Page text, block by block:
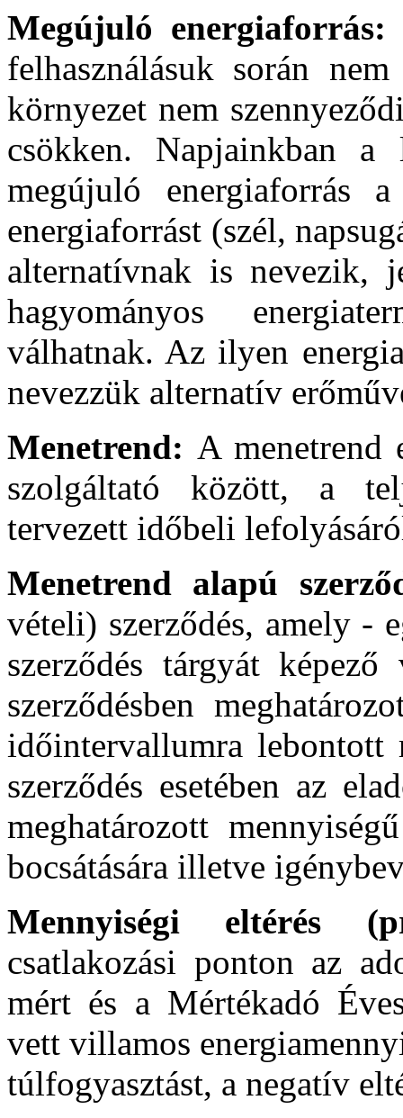
Megújuló energiaforrás:
felhasználásuk során
környezet nem
csökken. Napjainkban a
megújuló energiaforrás
energiaforrást (szél,
alternatívnak is nevezik,
hagyományos
válhatnak. Az ilyen
nevezzük alternatív
Menetrend: A menetrend
szolgáltató között, a
tervezett időbeli
Menetrend alapú
vételi) szerződés, amely -
szerződés tárgyát
szerződésben
időintervallumra lebontott
szerződés esetében az
meghatározott
bocsátására illetve
Mennyiségi eltérés
csatlakozási ponton az
mért és a Mértékadó
vett villamos
túlfogyasztást, a negatív